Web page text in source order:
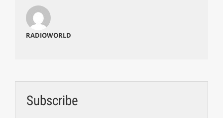
RADIOWORLD
Subscribe